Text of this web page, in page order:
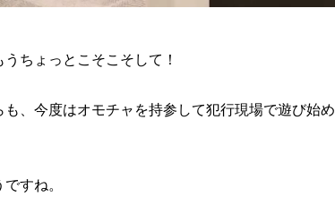
ちょっとこそこそして！
、今度はオモチャを持参して犯行現場で遊び始め
すね。